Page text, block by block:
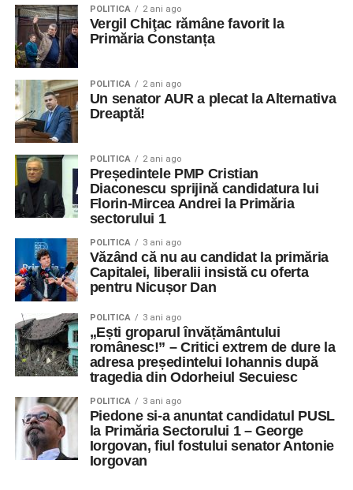
POLITICA 2 ani ago
Vergil Chiţac rămâne favorit la
Primăria Constanța
POLITICA 2 ani ago
Un senator AUR a plecat la Alternativa
Dreaptă!
POLITICA 2 ani ago
Președintele PMP Cristian
Diaconescu sprijină candidatura lui
Florin-Mircea Andrei la Primăria
sectorului 1
POLITICA 3 ani ago
Văzând că nu au candidat la primăria
Capitalei, liberalii insistă cu oferta
pentru Nicușor Dan
POLITICA 3 ani ago
„Ești groparul învățământului
românesc!” – Critici extrem de dure la
adresa președintelui Iohannis după
tragedia din Odorheiul Secuiesc
POLITICA 3 ani ago
Piedone si-a anuntat candidatul PUSL
la Primăria Sectorului 1 – George
Iorgovan, fiul fostului senator Antonie
Iorgovan